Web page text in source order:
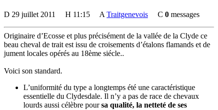
D 29 juillet 2011 H 11:15 A Traitgenevois C 0 messages
Originaire d’Ecosse et plus précisément de la vallée de la Clyde ce
beau cheval de trait est issu de croisements d’étalons flamands et de
jument locales opérés au 18ème siécle..
Voici son standard.
L’uniformité du type a longtemps été une caractéristique
essentielle du Clydesdale. Il n’y a pas de race de chevaux
lourds aussi célèbre poursa qualité, la netteté de ses